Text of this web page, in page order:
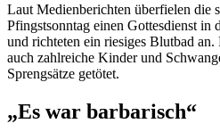
Laut Medienberichten überfielen die
Pfingstsonntag einen Gottesdienst
und richteten ein riesiges Blutbad
auch zahlreiche Kinder und
Sprengsätze getötet.
„Es war barbarisch“